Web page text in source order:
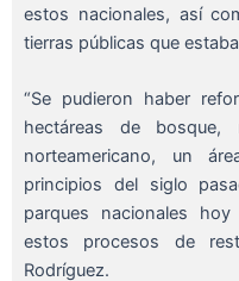
estos nacionales, así
tierras públicas que
“Se pudieron haber
hectáreas de
norteamericano, un
principios del siglo
parques nacionales
estos procesos de
Rodríguez.